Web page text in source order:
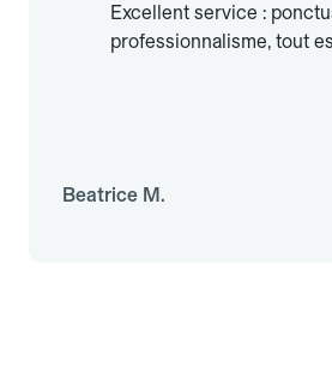
Excellent service :
professionnalisme, tout
Beatrice M.